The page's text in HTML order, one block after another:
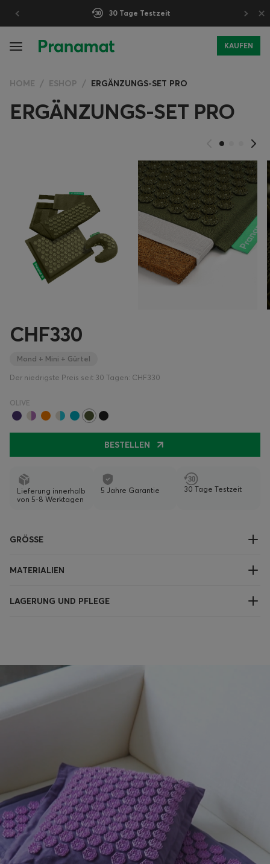
30 Tage Testzeit ×
KAUFEN
HOME ESHOP ERGÄNZUNGS-SET PRO
ERGÄNZUNGS-SET PRO
CHF330
Mond + Mini + Gürtel
Der niedrigste Preis seit 30 Tagen: CHF330
OLIVE
BESTELLEN
Lieferung innerhalb
von 5-8 Werktagen
5 Jahre Garantie 30 Tage Testzeit
GRÖSSE
MATERIALIEN
LAGERUNG UND PFLEGE